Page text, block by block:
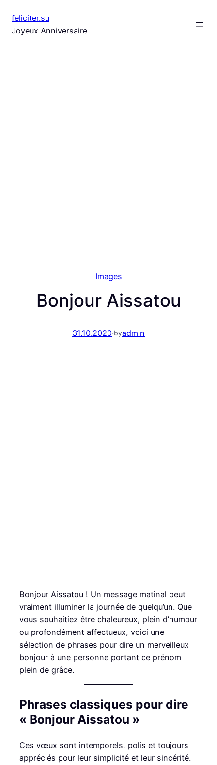
au
contenu
feliciter.su
Joyeux Anniversaire
Images
Bonjour Aissatou
31.10.2020·byadmin
Bonjour Aissatou ! Un message matinal peut
vraiment illuminer la journée de quelqu’un. Que
vous souhaitiez être chaleureux, plein d’humour
ou profondément affectueux, voici une
sélection de phrases pour dire un merveilleux
bonjour à une personne portant ce prénom
plein de grâce.
Phrases classiques pour dire
« Bonjour Aissatou »
Ces vœux sont intemporels, polis et toujours
appréciés pour leur simplicité et leur sincérité.